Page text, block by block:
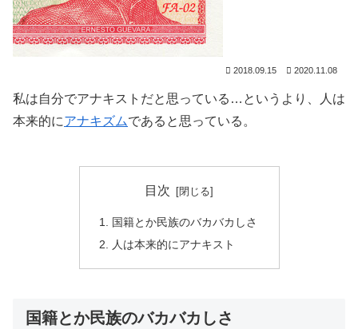
2018.09.15 2020.11.08
私は自分でアナキストだと思っている…というより、人は
本来的にアナキズムであると思っている。
目次
国籍とか民族のバカバカしさ
人は本来的にアナキスト
国籍とか民族のバカバカしさ